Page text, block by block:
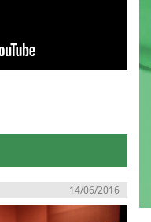
14/06/2016